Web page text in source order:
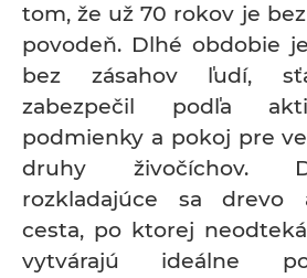
tom, že už 70 rokov je
povodeň. Dlhé obdobie
bez zásahov ľudí,
zabezpečil podľa
podmienky a pokoj pre
druhy živočíchov.
rozkladajúce sa drevo
cesta, po ktorej
vytvárajú ideálne